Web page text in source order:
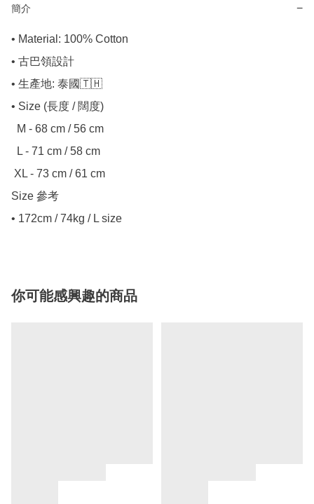
簡介 −
• Material: 100% Cotton
• 古巴領設計
• 生產地: 泰國🇹🇭
• Size (長度 / 闊度)
Size 參考
• 172cm / 74kg / L size
你可能感興趣的商品